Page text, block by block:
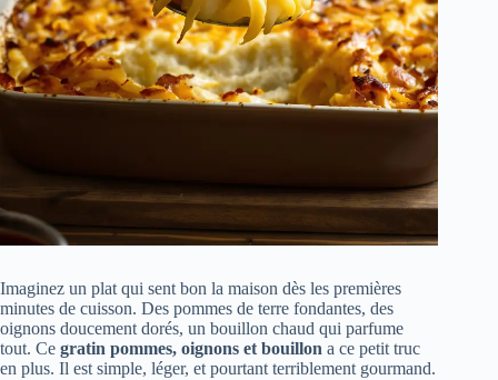
Imaginez un plat qui sent bon la maison dès les premières
minutes de cuisson. Des pommes de terre fondantes, des
oignons doucement dorés, un bouillon chaud qui parfume
tout. Ce gratin pommes, oignons et bouillon a ce petit truc
en plus. Il est simple, léger, et pourtant terriblement gourmand.